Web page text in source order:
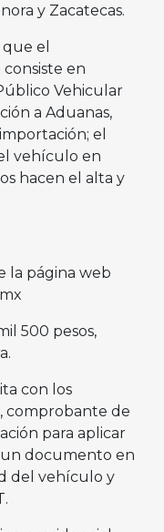
y Zacatecas.
el
en
Vehicular
a Aduanas,
el
vehículo en
hacen el alta y
la página web
500 pesos,
con los
comprobante de
para aplicar
un documento en
del vehículo y